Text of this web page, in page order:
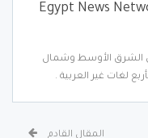
الشرق الأوسط وشمال
لغات غير العربية .
المقال القادم